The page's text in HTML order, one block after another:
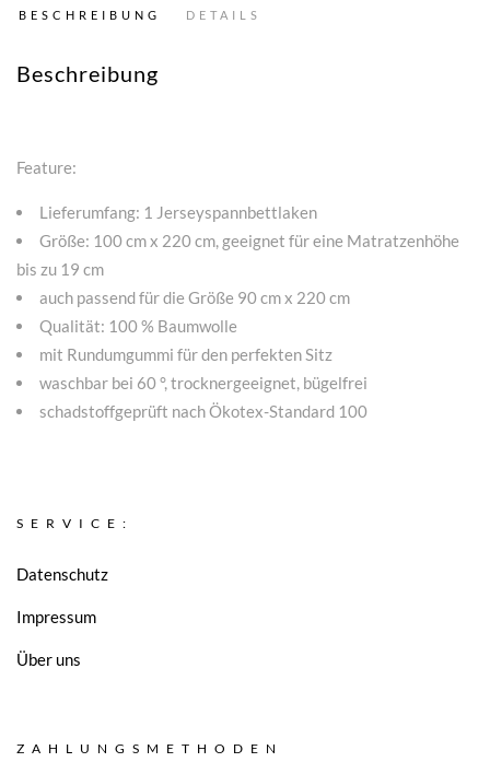
BESCHREIBUNG DETAILS
Beschreibung
Feature:
Lieferumfang: 1 Jerseyspannbettlaken
Größe: 100 cm x 220 cm, geeignet für eine Matratzenhöhe
bis zu 19 cm
auch passend für die Größe 90 cm x 220 cm
Qualität: 100 % Baumwolle
mit Rundumgummi für den perfekten Sitz
waschbar bei 60 °, trocknergeeignet, bügelfrei
schadstoffgeprüft nach Ökotex-Standard 100
SERVICE:
Datenschutz
Impressum
Über uns
ZAHLUNGSMETHODEN